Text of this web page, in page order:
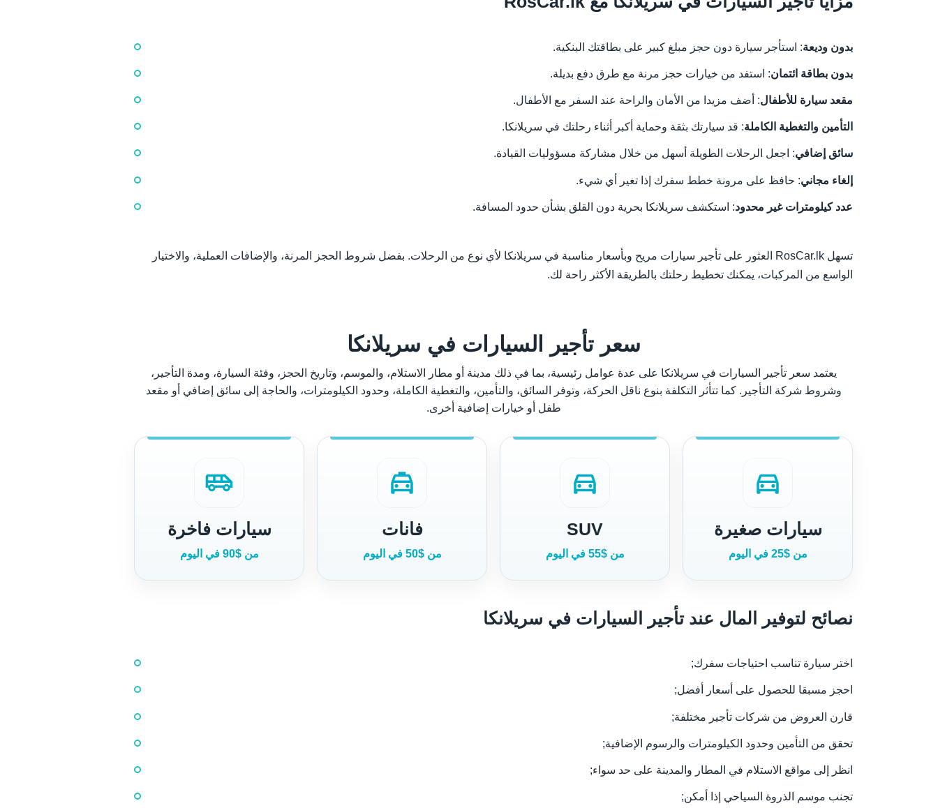
بدون وديعة: استأجر سيارة دون حجز مبلغ كبير على بطاقتك البنكية.
بدون بطاقة ائتمان: استفد من خيارات حجز مرنة مع طرق دفع بديلة.
مقعد سيارة للأطفال: أضف مزيدا من الأمان والراحة عند السفر مع الأطفال.
التأمين والتغطية الكاملة: قد سيارتك بثقة وحماية أكبر أثناء رحلتك في سريلانكا.
سائق إضافي: اجعل الرحلات الطويلة أسهل من خلال مشاركة مسؤوليات القيادة.
إلغاء مجاني: حافظ على مرونة خطط سفرك إذا تغير أي شيء.
عدد كيلومترات غير محدود: استكشف سريلانكا بحرية دون القلق بشأن حدود المسافة.
تسهل RosCar.lk العثور على تأجير سيارات مريح وبأسعار مناسبة في سريلانكا لأي نوع من الرحلات. بفضل شروط الحجز المرنة، والإضافات العملية، والاختيار
الواسع من المركبات، يمكنك تخطيط رحلتك بالطريقة الأكثر راحة لك.
سعر تأجير السيارات في سريلانكا
يعتمد سعر تأجير السيارات في سريلانكا على عدة عوامل رئيسية، بما في ذلك مدينة أو مطار الاستلام، والموسم، وتاريخ الحجز، وفئة السيارة، ومدة التأجير،
وشروط شركة التأجير. كما تتأثر التكلفة بنوع ناقل الحركة، وتوفر السائق، والتأمين، والتغطية الكاملة، وحدود الكيلومترات، والحاجة إلى سائق إضافي أو مقعد
طفل أو خيارات إضافية أخرى.
directions_car
سيارات صغيرة
من $25 في اليوم
directions_car
SUV
من $55 في اليوم
local_taxi
فانات
من $50 في اليوم
airport_shuttle
سيارات فاخرة
من $90 في اليوم
نصائح لتوفير المال عند تأجير السيارات في سريلانكا
اختر سيارة تناسب احتياجات سفرك;
احجز مسبقا للحصول على أسعار أفضل;
قارن العروض من شركات تأجير مختلفة;
تحقق من التأمين وحدود الكيلومترات والرسوم الإضافية;
انظر إلى مواقع الاستلام في المطار والمدينة على حد سواء;
تجنب موسم الذروة السياحي إذا أمكن;